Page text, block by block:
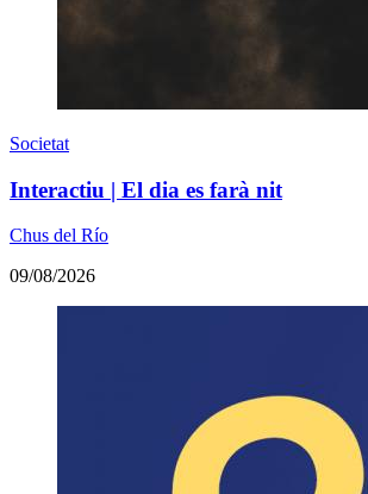
Societat
Interactiu | El dia es farà nit
Chus del Río
09/08/2026